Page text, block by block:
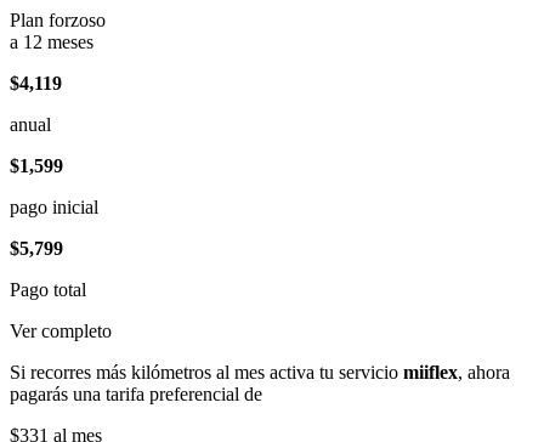
Plan forzoso
a 12 meses
$4,119
anual
$1,599
pago inicial
$5,799
Pago total
Ver completo
Si recorres más kilómetros al mes activa tu servicio miiflex, ahora
pagarás una tarifa preferencial de
$331 al mes